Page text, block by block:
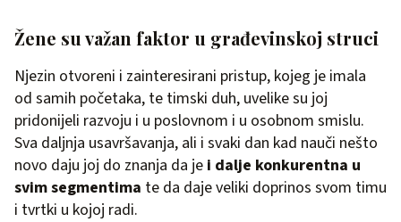
Žene su važan faktor u građevinskoj struci
Njezin otvoreni i zainteresirani pristup, kojeg je imala
od samih početaka, te timski duh, uvelike su joj
pridonijeli razvoju i u poslovnom i u osobnom smislu.
Sva daljnja usavršavanja, ali i svaki dan kad nauči nešto
novo daju joj do znanja da je i dalje konkurentna u
svim segmentima te da daje veliki doprinos svom timu
i tvrtki u kojoj radi.